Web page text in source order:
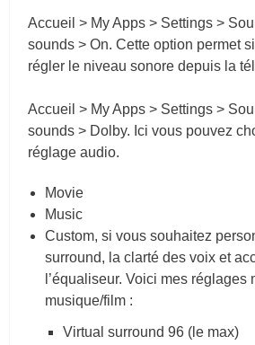
Accueil > My Apps > Settings >
sounds > On. Cette option permet
régler le niveau sonore depuis la
Accueil > My Apps > Settings >
sounds > Dolby. Ici vous pouvez
réglage audio.
Movie
Music
Custom, si vous souhaitez
surround, la clarté des voix et
l’équaliseur. Voici mes réglages
musique/film :
Virtual surround 96 (le max)